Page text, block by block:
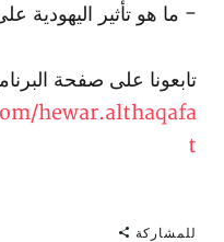
- ما هو تأثير اليهودية
تابعونا على صفحة
hewar.althaqafa
t
للمشاركة